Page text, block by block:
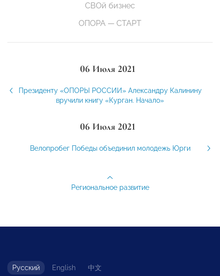
СВОй бизнес
ОПОРА — СТАРТ
06 Июля 2021
Президенту «ОПОРЫ РОССИИ» Александру Калинину
вручили книгу «Курган. Начало»
06 Июля 2021
Велопробег Победы объединил молодежь Юрги
Региональное развитие
Русский English 中文